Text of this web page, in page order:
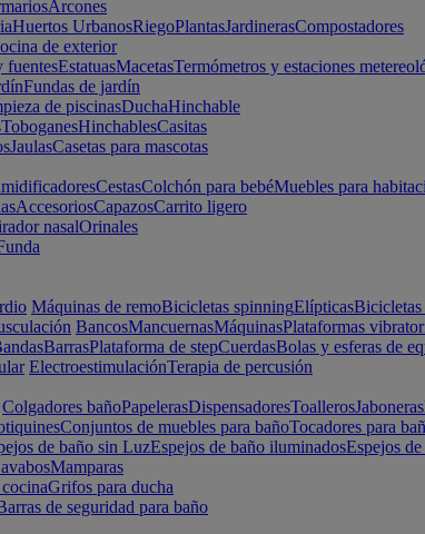
Arcones
Huertos UrbanosRiegoPlantasJardinerasCompostadores
de exterior
fuentesEstatuasMacetasTermómetros y estaciones
Fundas de jardín
de piscinasDuchaHinchable
ToboganesHinchablesCasitas
JaulasCasetas para mascotas
CestasColchón para bebéMuebles para
AccesoriosCapazosCarrito ligero
nasalOrinales
Máquinas de remoBicicletas spinningElípticasBicicletas
BancosMancuernasMáquinasPlataformas
BarrasPlataforma de stepCuerdasBolas y esferas de
ElectroestimulaciónTerapia de percusión
Colgadores bañoPapelerasDispensadoresToallerosJaboneras
Conjuntos de muebles para bañoTocadores para
de baño sin LuzEspejos de baño iluminadosEspejos
Mamparas
Grifos para ducha
de seguridad para baño